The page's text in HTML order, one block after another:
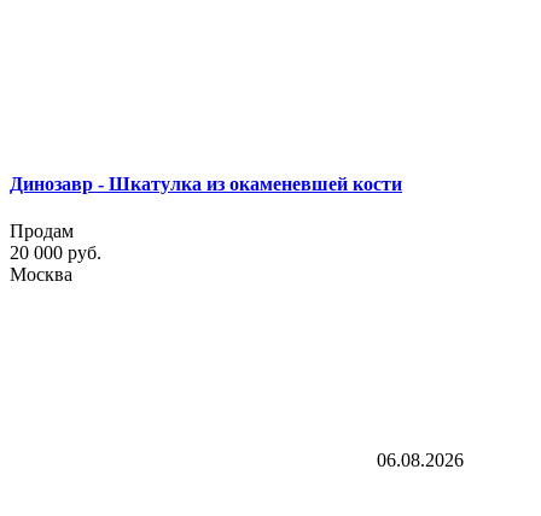
Динозавр - Шкатулка из окаменевшей кости
Продам
20 000 руб.
Москва
06.08.2026